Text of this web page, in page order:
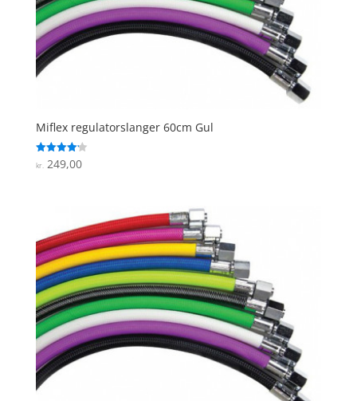
Miflex regulatorslanger 60cm Gul
Vurderet
4.2
kr. 249,00